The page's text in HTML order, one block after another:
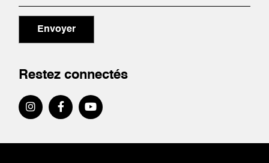
Envoyer
Restez connectés